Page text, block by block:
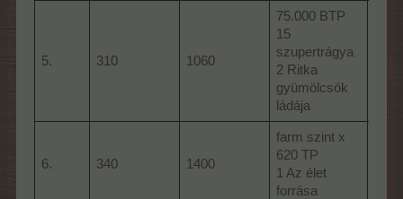
5. 310 1060
75.000 BTP
15
szupertrágya
2 Ritka
gyümölcsök
ládája
6. 340 1400
farm szint x
620 TP
1 Az élet
forrása